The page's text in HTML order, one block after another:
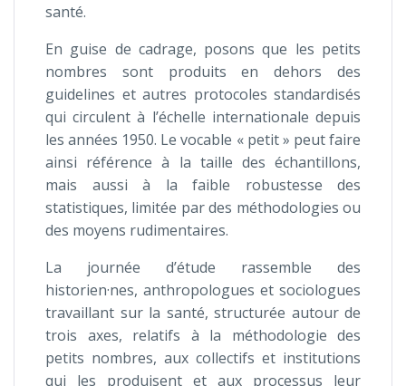
santé.
En guise de cadrage, posons que les petits
nombres sont produits en dehors des
guidelines et autres protocoles standardisés
qui circulent à l’échelle internationale depuis
les années 1950. Le vocable « petit » peut faire
ainsi référence à la taille des échantillons,
mais aussi à la faible robustesse des
statistiques, limitée par des méthodologies ou
des moyens rudimentaires.
La journée d’étude rassemble des
historien·nes, anthropologues et sociologues
travaillant sur la santé, structurée autour de
trois axes, relatifs à la méthodologie des
petits nombres, aux collectifs et institutions
qui les produisent et aux processus leur